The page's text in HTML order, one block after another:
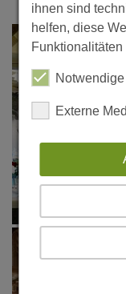
ihnen sind
helfen, diese
Externe